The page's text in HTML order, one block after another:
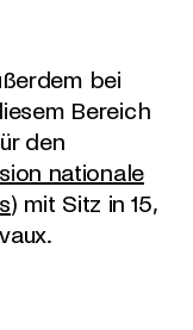
bei
Bereich
den
nationale
) mit Sitz in 15,